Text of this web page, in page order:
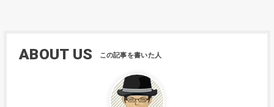
ABOUT US